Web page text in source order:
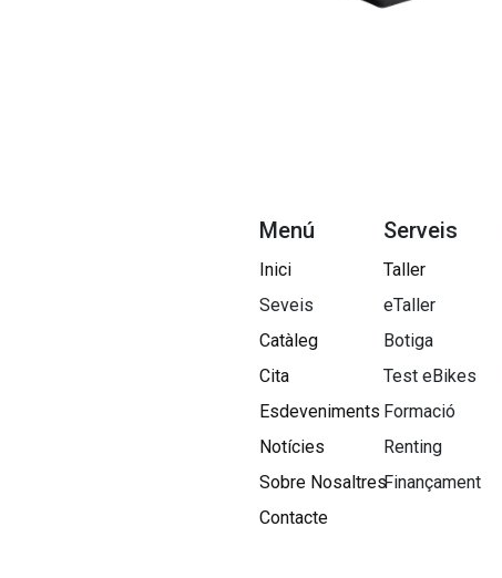
Menú
Inici
Seveis
Catàleg
Cita
Esdeveniments
Notícies
Sobre Nosaltres​
Contacte
Serveis
Taller
eTaller
Botiga
Test eBikes
Formació
Renting
Finançament